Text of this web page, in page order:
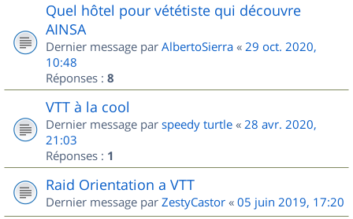
Quel hôtel pour vététiste qui découvre
AINSA
Dernier message par AlbertoSierra « 29 oct. 2020,
10:48
Réponses : 8
VTT à la cool
Dernier message par speedy turtle « 28 avr. 2020,
21:03
Réponses : 1
Raid Orientation a VTT
Dernier message par ZestyCastor « 05 juin 2019, 17:20